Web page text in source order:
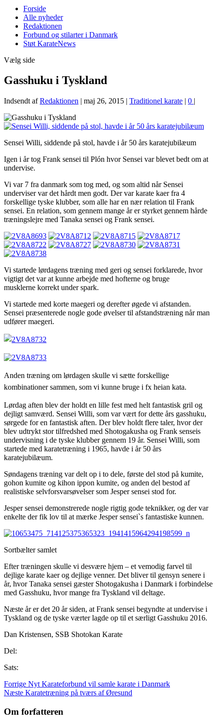
Forside
Alle nyheder
Redaktionen
Forbund og stilarter i Danmark
Støt KarateNews
Vælg side
Gasshuku i Tyskland
Indsendt afRedaktionen | maj 26, 2015 | Traditionel karate | 0 |
Sensei Willi, siddende på stol, havde i år 50 års karatejubilæum
Igen i år tog Frank sensei til Plón hvor Sensei var blevet bedt om at
undervise.
Vi var 7 fra danmark som tog med, og som altid når Sensei
underviser var det hårdt men godt. Der var karate kaer fra 4
forskellige tyske klubber, som alle har en nær relation til Frank
sensei. En relation, som gennem mange år er styrket gennem hårde
træningslejre med Tanaka sensei og Frank sensei.
Vi startede lørdagens træning med geri og sensei forklarede, hvor
vigtigt det var at kunne arbejde med hofterne og bruge
musklerne korrekt under spark.
Vi startede med korte maegeri og derefter øgede vi afstanden.
Sensei præsenterede nogle gode øvelser til afstandstræning når man
udfører maegeri.
Anden træning om lørdagen skulle vi sætte forskellige
kombinationer sammen, som vi kunne bruge i fx heian kata.
Lørdag aften blev der holdt en lille fest med helt fantastisk gril og
dejligt samværd. Sensei Willi, som var vært for dette års gasshuku,
sørgede for en fantastisk aften. Der blev holdt flere taler, hvor der
blev udtrykt stor tilfredshed med Shotogakusha og Frank senseis
undervisning i de tyske klubber gennem 19 år. Sensei Willi, som
startede med karatetræning i 1965, havde i år 50 års
karatejubilæum.
Søndagens træning var delt op i to dele, første del stod på kumite,
gohon kumite og kihon ippon kumite, og anden del bestod af
realistiske selvforsvarsøvelser som Jesper sensei stod for.
Jesper sensei demonstrerede nogle rigtig gode teknikker, og der var
enkelte der fik lov til at mærke Jesper sensei`s fantastiske kunnen.
Sortbælter samlet
Efter træningen skulle vi desvære hjem – et vemodig farvel til
dejlige karate kaer og dejlige venner. Det bliver til gensyn senere i
år, hvor Tanaka sensei gæster Shotogakusha i Danmark i forbindelse
med Gasshuku, hvor mange fra Tyskland vil deltage.
Næste år er det 20 år siden, at Frank sensei begyndte at undervise i
Tyskland og de tyske værter lagde op til et særligt Gasshuku 2016.
Dan Kristensen, SSB Shotokan Karate
Del:
Sats:
Forrige Nyt Karateforbund vil samle karate i Danmark
Næste Karatetræning på tværs af Øresund
Om forfatteren